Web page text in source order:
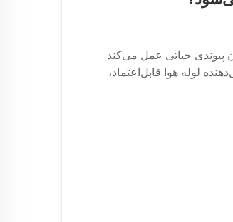
پیوندی حیاتی عمل می‌کند
لوله هوا قابل‌اعتماد،